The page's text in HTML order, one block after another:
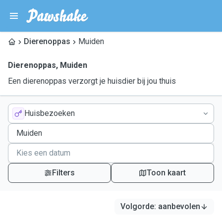
Dierenoppas Muiden
Dierenoppas, Muiden
Een dierenoppas verzorgt je huisdier bij jou thuis
Huisbezoeken
Filters Toon kaart
Volgorde: aanbevolen